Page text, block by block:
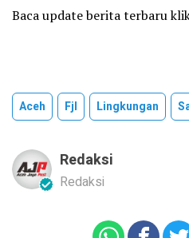
Baca update berita terbaru
Aceh Fjl Lingkungan
Redaksi
Redaksi